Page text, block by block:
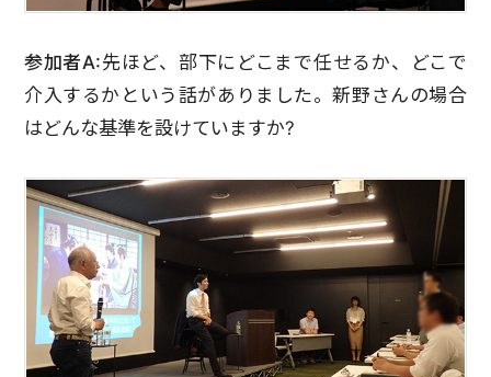
参加者A:先ほど、部下にどこまで任せるか、どこで
介入するかという話がありました。新野さんの場合
はどんな基準を設けていますか?